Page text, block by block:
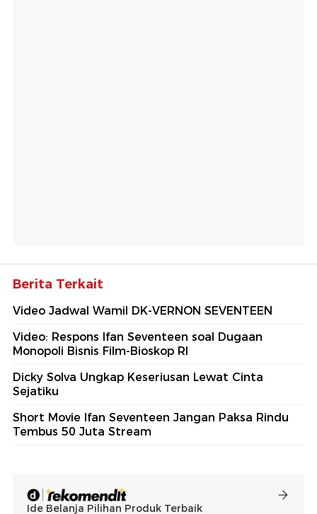
Berita Terkait
Video Jadwal Wamil DK-VERNON SEVENTEEN
Video: Respons Ifan Seventeen soal Dugaan
Monopoli Bisnis Film-Bioskop RI
Dicky Solva Ungkap Keseriusan Lewat Cinta
Sejatiku
Short Movie Ifan Seventeen Jangan Paksa Rindu
Tembus 50 Juta Stream